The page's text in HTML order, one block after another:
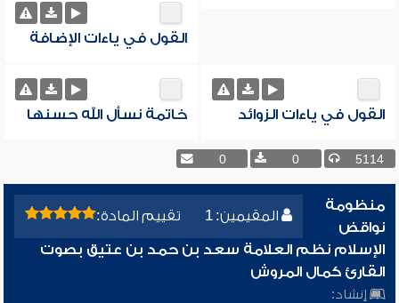
القول في ياءات الإضافة
القول في ياءات الزوائد خاتمة نسأل الله حسنها
5114
0
0
المقيمين: 1 تقييم المادة:
منظومة
نواقض
الإسلام نظم العلامة سعد بن حمد بن عتيق بصوت
القارئ كمال المروش
إنشاد: